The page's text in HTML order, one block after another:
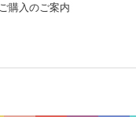
ご購入のご案内